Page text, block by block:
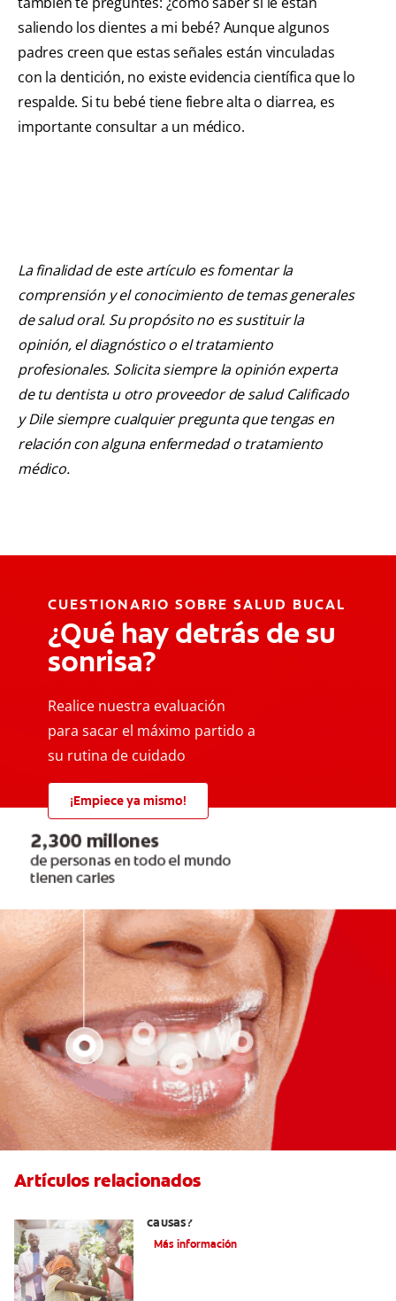
saliendo los dientes a mi bebé? Aunque algunos
padres creen que estas señales están vinculadas
con la dentición, no existe evidencia científica que lo
respalde. Si tu bebé tiene fiebre alta o diarrea, es
importante consultar a un médico.
La finalidad de este artículo es fomentar la
comprensión y el conocimiento de temas generales
de salud oral. Su propósito no es sustituir la
opinión, el diagnóstico o el tratamiento
profesionales. Solicita siempre la opinión experta
de tu dentista u otro proveedor de salud Calificado
y Dile siempre cualquier pregunta que tengas en
relación con alguna enfermedad o tratamiento
médico.
CUESTIONARIO SOBRE SALUD BUCAL
¿Qué hay detrás de su
sonrisa?
Realice nuestra evaluación
para sacar el máximo partido a
su rutina de cuidado
¡Empiece ya mismo!
Artículos relacionados
causas?
Más información